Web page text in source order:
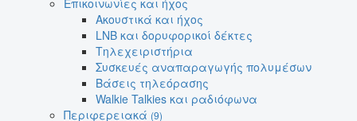
Επικοινωνίες και ήχος
Ακουστικά και ήχος
LNB και δορυφορικοί δέκτες
Τηλεχειριστήρια
Συσκευές αναπαραγωγής πολυμέσων
Βάσεις τηλεόρασης
Walkie Talkies και ραδιόφωνα
Περιφερειακά (9)